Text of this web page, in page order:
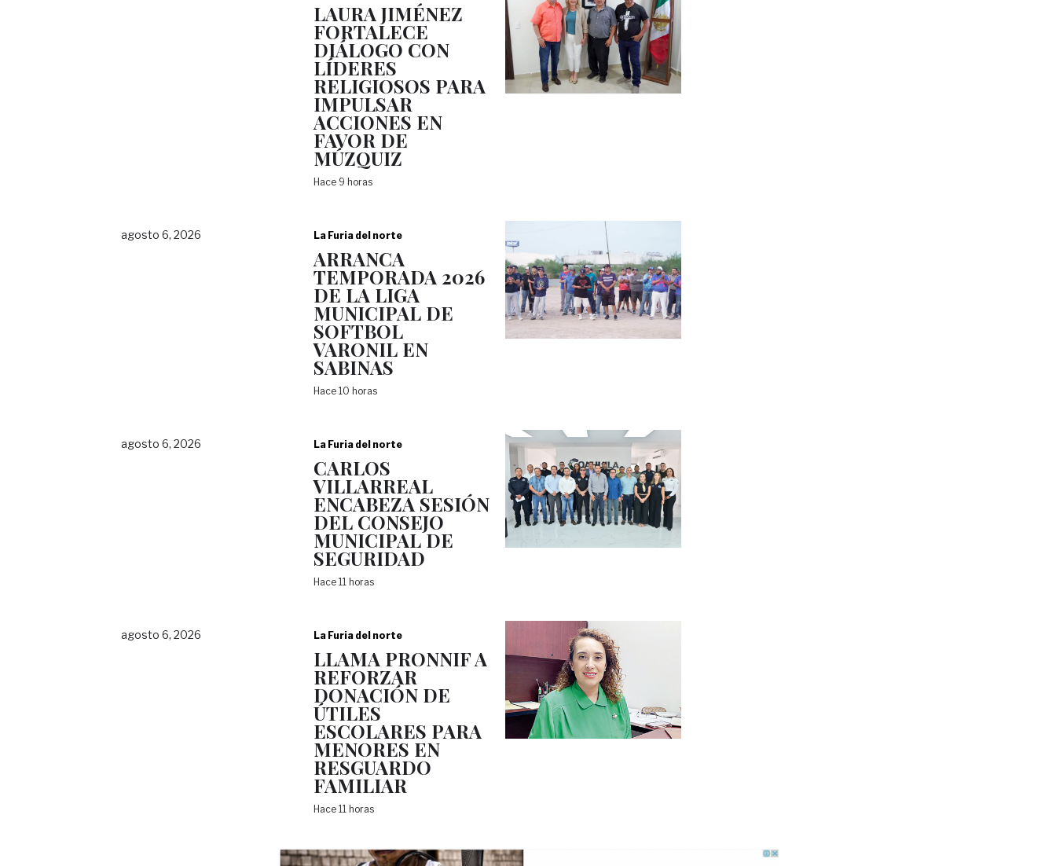
LAURA JIMÉNEZ
FORTALECE
DIÁLOGO CON
LÍDERES
RELIGIOSOS PARA
IMPULSAR
ACCIONES EN
FAVOR DE
MÚZQUIZ
Hace 9 horas
agosto 6, 2026 La Furia del norte
ARRANCA
TEMPORADA 2026
DE LA LIGA
MUNICIPAL DE
SOFTBOL
VARONIL EN
SABINAS
Hace 10 horas
agosto 6, 2026 La Furia del norte
CARLOS
VILLARREAL
ENCABEZA SESIÓN
DEL CONSEJO
MUNICIPAL DE
SEGURIDAD
Hace 11 horas
agosto 6, 2026 La Furia del norte
LLAMA PRONNIF A
REFORZAR
DONACIÓN DE
ÚTILES
ESCOLARES PARA
MENORES EN
RESGUARDO
FAMILIAR
Hace 11 horas